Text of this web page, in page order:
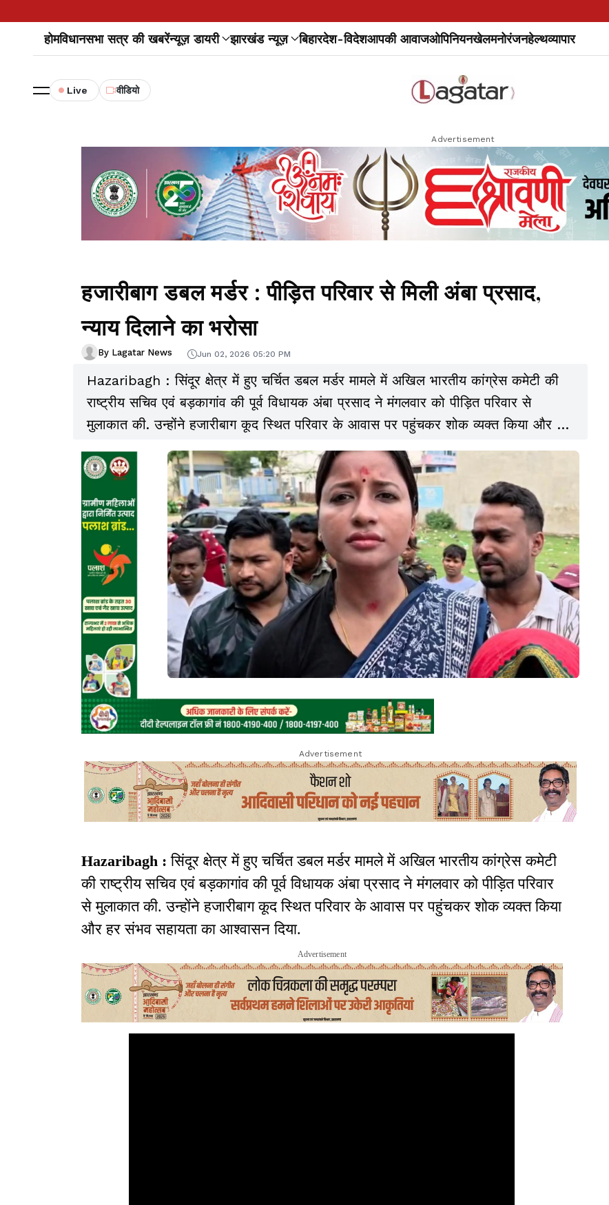
होमविधानसभा सत्र की खबरेंन्यूज़ डायरी झारखंड न्यूज़ बिहारदेश-विदेशआपकी आवाजओपिनियनखेलमनोरंजनहेल्थव्यापार
Live वीडियो
Advertisement
हजारीबाग डबल मर्डर : पीड़ित परिवार से मिली अंबा प्रसाद,
न्याय दिलाने का भरोसा
By Lagatar News Jun 02, 2026 05:20 PM
Hazaribagh : सिंदूर क्षेत्र में हुए चर्चित डबल मर्डर मामले में अखिल भारतीय कांग्रेस कमेटी की
राष्ट्रीय सचिव एवं बड़कागांव की पूर्व विधायक अंबा प्रसाद ने मंगलवार को पीड़ित परिवार से
मुलाकात की. उन्होंने हजारीबाग कूद स्थित परिवार के आवास पर पहुंचकर शोक व्यक्त किया और हर
संभव सहायता का आश्वासन दिया.
Advertisement
Hazaribagh : सिंदूर क्षेत्र में हुए चर्चित डबल मर्डर मामले में अखिल भारतीय कांग्रेस कमेटी
की राष्ट्रीय सचिव एवं बड़कागांव की पूर्व विधायक अंबा प्रसाद ने मंगलवार को पीड़ित परिवार
से मुलाकात की. उन्होंने हजारीबाग कूद स्थित परिवार के आवास पर पहुंचकर शोक व्यक्त किया
और हर संभव सहायता का आश्वासन दिया.
Advertisement